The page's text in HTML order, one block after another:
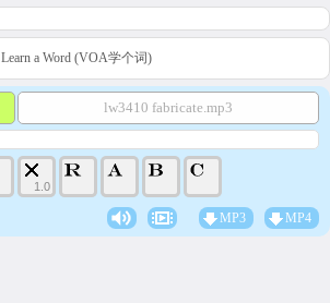
Learn a Word (VOA学个词)
lw3410 fabricate.mp3
1.0
MP3 MP4